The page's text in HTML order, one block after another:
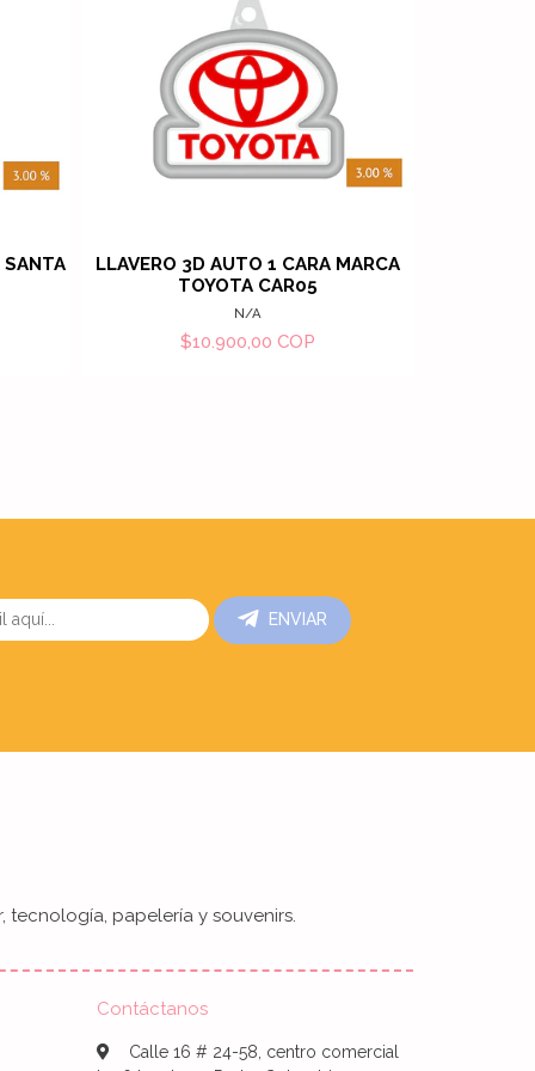
SANTA
LLAVERO 3D AUTO 1 CARA MARCA
TOYOTA CAR05
N/A
$10.900,00 COP
Ver detalles
ENVIAR
tecnología, papelería y souvenirs.
Contáctanos
Calle 16 # 24-58, centro comercial